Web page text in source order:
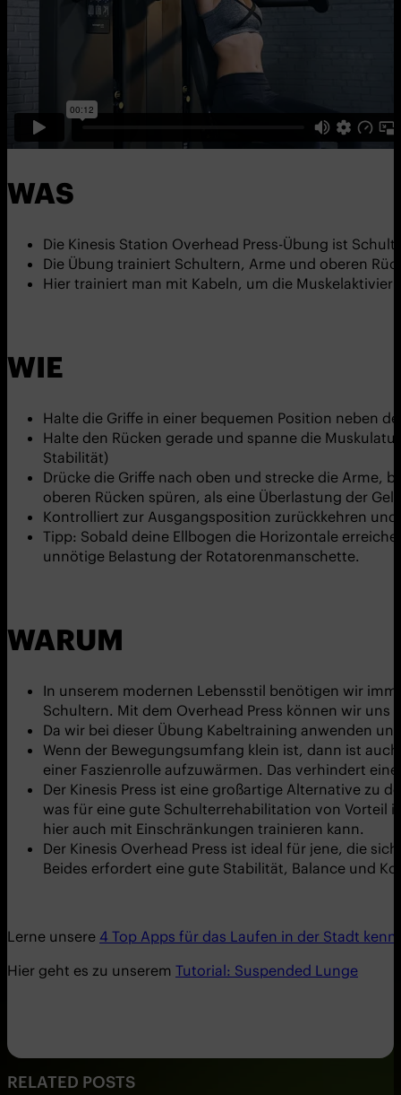
WAS
Die Kinesis Station Overhead Press-Übung ist
Die Übung trainiert Schultern, Arme und oberen
Hier trainiert man mit Kabeln, um die
WIE
Halte die Griffe in einer bequemen Position neben
Halte den Rücken gerade und spanne die
Stabilität)
Drücke die Griffe nach oben und strecke die Arme,
oberen Rücken spüren, als eine Überlastung der
Kontrolliert zur Ausgangsposition zurückkehren
Tipp: Sobald deine Ellbogen die Horizontale
unnötige Belastung der Rotatorenmanschette.
WARUM
In unserem modernen Lebensstil benötigen wir
Schultern. Mit dem Overhead Press können wir uns
Da wir bei dieser Übung Kabeltraining anwenden
Wenn der Bewegungsumfang klein ist, dann ist
einer Faszienrolle aufzuwärmen. Das verhindert
Der Kinesis Press ist eine großartige Alternative zu
was für eine gute Schulterrehabilitation von Vorteil
hier auch mit Einschränkungen trainieren kann.
Der Kinesis Overhead Press ist ideal für jene, die
Beides erfordert eine gute Stabilität, Balance und
Lerne unsere 4 Top Apps für das Laufen in der Stadt
Hier geht es zu unserem Tutorial: Suspended Lunge
RELATED POSTS